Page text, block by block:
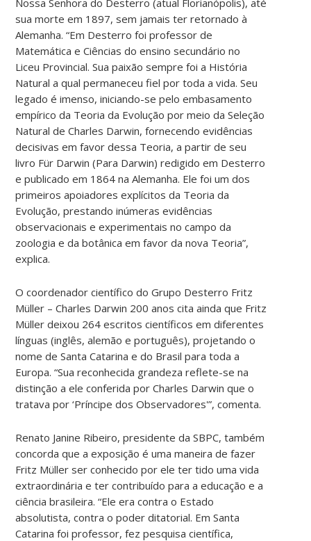
sua morte em 1897, sem jamais ter retornado à
Alemanha. “Em Desterro foi professor de
Matemática e Ciências do ensino secundário no
Liceu Provincial. Sua paixão sempre foi a História
Natural a qual permaneceu fiel por toda a vida. Seu
legado é imenso, iniciando-se pelo embasamento
empírico da Teoria da Evolução por meio da Seleção
Natural de Charles Darwin, fornecendo evidências
decisivas em favor dessa Teoria, a partir de seu
livro Für Darwin (Para Darwin) redigido em Desterro
e publicado em 1864 na Alemanha. Ele foi um dos
primeiros apoiadores explícitos da Teoria da
Evolução, prestando inúmeras evidências
observacionais e experimentais no campo da
zoologia e da botânica em favor da nova Teoria”,
explica.
O coordenador científico do Grupo Desterro Fritz
Müller – Charles Darwin 200 anos cita ainda que Fritz
Müller deixou 264 escritos científicos em diferentes
línguas (inglês, alemão e português), projetando o
nome de Santa Catarina e do Brasil para toda a
Europa. “Sua reconhecida grandeza reflete-se na
distinção a ele conferida por Charles Darwin que o
tratava por ‘Príncipe dos Observadores'”, comenta.
Renato Janine Ribeiro, presidente da SBPC, também
concorda que a exposição é uma maneira de fazer
Fritz Müller ser conhecido por ele ter tido uma vida
extraordinária e ter contribuído para a educação e a
ciência brasileira. “Ele era contra o Estado
absolutista, contra o poder ditatorial. Em Santa
Catarina foi professor, fez pesquisa científica,